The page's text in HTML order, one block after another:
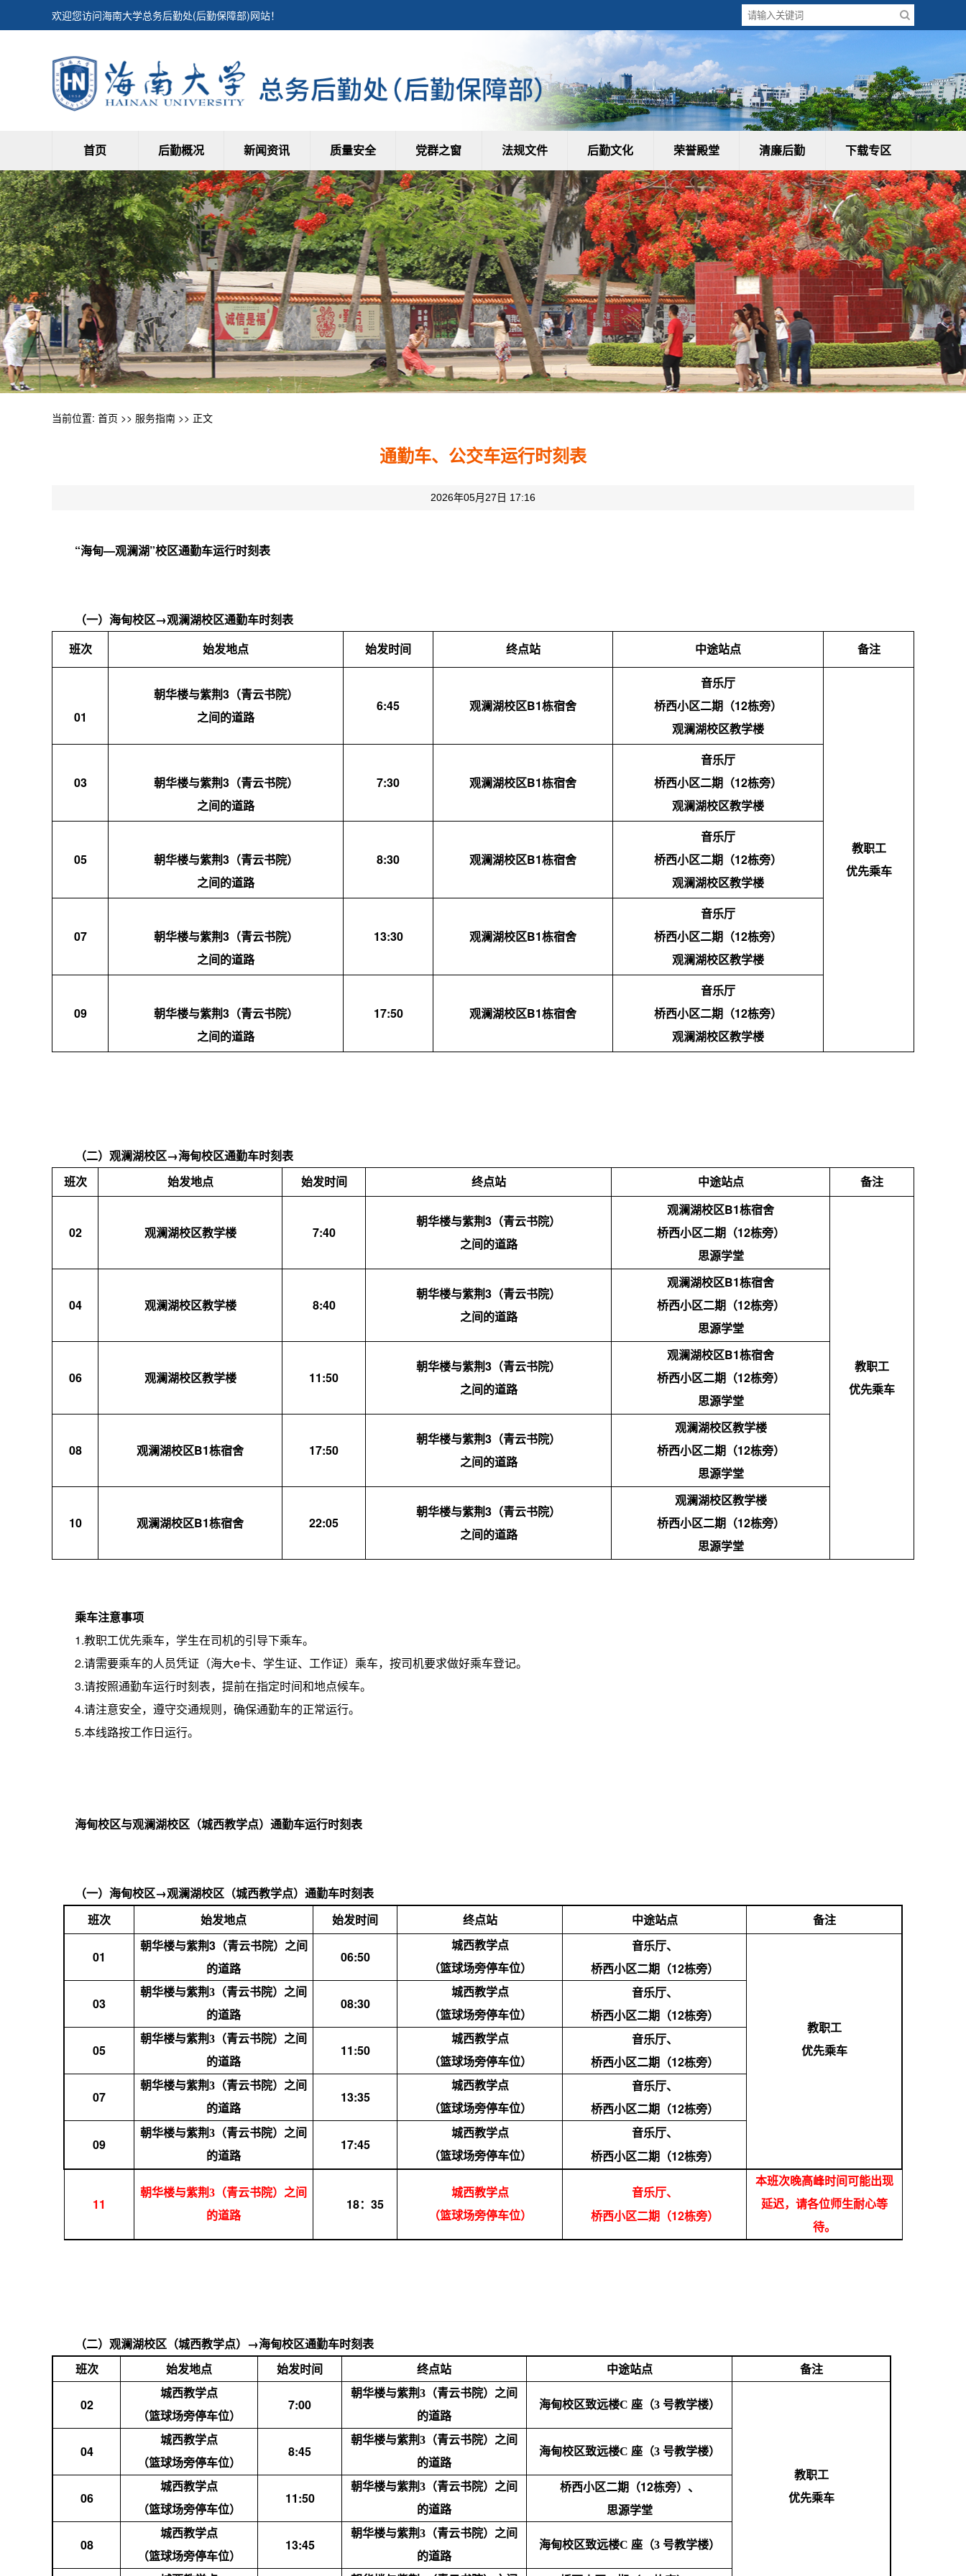
欢迎您访问海南大学总务后勤处(后勤保障部)网站！
首页 后勤概况 新闻资讯 质量安全 党群之窗 法规文件 后勤文化 荣誉殿堂 清廉后勤 下载专区
当前位置: 首页 >> 服务指南 >> 正文
通勤车、公交车运行时刻表
2026年05月27日 17:16
“海甸—观澜湖”校区通勤车运行时刻表
（一）海甸校区→观澜湖校区通勤车时刻表
班次
始发地点 始发时间 终点站 中途站点 备注
01
朝华楼与紫荆3（青云书院）
之间的道路
6:45 观澜湖校区B1栋宿舍
音乐厅
桥西小区二期（12栋旁）
观澜湖校区教学楼
教职工
优先乘车
03
朝华楼与紫荆3（青云书院）
之间的道路
7:30 观澜湖校区B1栋宿舍
音乐厅
桥西小区二期（12栋旁）
观澜湖校区教学楼
05
朝华楼与紫荆3（青云书院）
之间的道路
8:30 观澜湖校区B1栋宿舍
音乐厅
桥西小区二期（12栋旁）
观澜湖校区教学楼
07
朝华楼与紫荆3（青云书院）
之间的道路
13:30 观澜湖校区B1栋宿舍
音乐厅
桥西小区二期（12栋旁）
观澜湖校区教学楼
09
朝华楼与紫荆3（青云书院）
之间的道路
17:50 观澜湖校区B1栋宿舍
音乐厅
桥西小区二期（12栋旁）
观澜湖校区教学楼
（二）观澜湖校区→海甸校区通勤车时刻表
班次
始发地点 始发时间 终点站 中途站点 备注
02 观澜湖校区教学楼 7:40
朝华楼与紫荆3（青云书院）
之间的道路
观澜湖校区B1栋宿舍
桥西小区二期（12栋旁）
思源学堂
教职工
优先乘车
04 观澜湖校区教学楼 8:40
朝华楼与紫荆3（青云书院）
之间的道路
观澜湖校区B1栋宿舍
桥西小区二期（12栋旁）
思源学堂
06 观澜湖校区教学楼 11:50
朝华楼与紫荆3（青云书院）
之间的道路
观澜湖校区B1栋宿舍
桥西小区二期（12栋旁）
思源学堂
08 观澜湖校区B1栋宿舍 17:50
朝华楼与紫荆3（青云书院）
之间的道路
观澜湖校区教学楼
桥西小区二期（12栋旁）
思源学堂
10 观澜湖校区B1栋宿舍 22:05
朝华楼与紫荆3（青云书院）
之间的道路
观澜湖校区教学楼
桥西小区二期（12栋旁）
思源学堂
乘车注意事项
1.教职工优先乘车，学生在司机的引导下乘车。
2.请需要乘车的人员凭证（海大e卡、学生证、工作证）乘车，按司机要求做好乘车登记。
3.请按照通勤车运行时刻表，提前在指定时间和地点候车。
4.请注意安全，遵守交通规则，确保通勤车的正常运行。
5.本线路按工作日运行。
海甸校区与观澜湖校区（城西教学点） 通勤车运行时刻表
（一）海甸校区→观澜湖校区（城西教学点） 通勤车时刻表
班次
始发地点 始发时间 终点站 中途站点 备注
01
朝华楼与紫荆3（青云书院）之间
的道路
06:50
城西教学点
（篮球场旁停车位）
音乐厅、
桥西小区二期（12栋旁）
教职工
优先乘车
03
朝华楼与紫荆3（青云书院）之间
的道路
08:30
城西教学点
（篮球场旁停车位）
音乐厅、
桥西小区二期（12栋旁）
05
朝华楼与紫荆3（青云书院）之间
的道路
11:50
城西教学点
（篮球场旁停车位）
音乐厅、
桥西小区二期（12栋旁）
07
朝华楼与紫荆3（青云书院）之间
的道路
13:35
城西教学点
（篮球场旁停车位）
音乐厅、
桥西小区二期（12栋旁）
09
朝华楼与紫荆3（青云书院）之间
的道路
17:45
城西教学点
（篮球场旁停车位）
音乐厅、
桥西小区二期（12栋旁）
11
朝华楼与紫荆3（青云书院）之间
的道路
18：35
城西教学点
（篮球场旁停车位）
音乐厅、
桥西小区二期（12栋旁）
本班次晚高峰时间可能出现
延迟，请各位师生耐心等
待。
（二） 观澜湖校区（城西教学点） →海甸校区通勤车时刻表
班次
始发地点 始发时间 终点站 中途站点 备注
02
城西教学点
（篮球场旁停车位）
7:00
朝华楼与紫荆3（青云书院）之间
的道路
海甸校区致远楼C 座（3 号教学楼）
教职工
优先乘车
04
城西教学点
（篮球场旁停车位）
8:45
朝华楼与紫荆3（青云书院）之间
的道路
海甸校区致远楼C 座（3 号教学楼）
06
城西教学点
（篮球场旁停车位）
11:50
朝华楼与紫荆3（青云书院）之间
的道路
桥西小区二期（12栋旁）、
思源学堂
08
城西教学点
（篮球场旁停车位）
13:45
朝华楼与紫荆3（青云书院）之间
的道路
海甸校区致远楼C 座（3 号教学楼）